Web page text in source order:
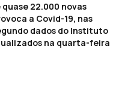
22.000 novas
a Covid-19, nas
dados do Instituto
na quarta-feira